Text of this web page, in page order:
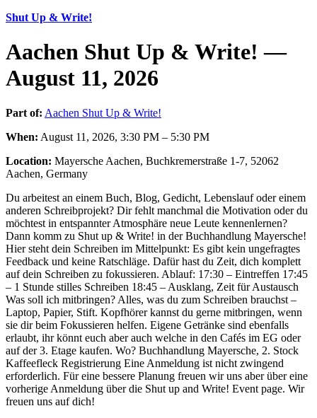
Shut Up & Write!
Aachen Shut Up & Write! —
August 11, 2026
Part of: Aachen Shut Up & Write!
When: August 11, 2026, 3:30 PM – 5:30 PM
Location: Mayersche Aachen, Buchkremerstraße 1-7, 52062
Aachen, Germany
Du arbeitest an einem Buch, Blog, Gedicht, Lebenslauf oder einem
anderen Schreibprojekt? Dir fehlt manchmal die Motivation oder du
möchtest in entspannter Atmosphäre neue Leute kennenlernen?
Dann komm zu Shut up & Write! in der Buchhandlung Mayersche!
Hier steht dein Schreiben im Mittelpunkt: Es gibt kein ungefragtes
Feedback und keine Ratschläge. Dafür hast du Zeit, dich komplett
auf dein Schreiben zu fokussieren. Ablauf: 17:30 – Eintreffen 17:45
– 1 Stunde stilles Schreiben 18:45 – Ausklang, Zeit für Austausch
Was soll ich mitbringen? Alles, was du zum Schreiben brauchst –
Laptop, Papier, Stift. Kopfhörer kannst du gerne mitbringen, wenn
sie dir beim Fokussieren helfen. Eigene Getränke sind ebenfalls
erlaubt, ihr könnt euch aber auch welche in den Cafés im EG oder
auf der 3. Etage kaufen. Wo? Buchhandlung Mayersche, 2. Stock
Kaffeefleck Registrierung Eine Anmeldung ist nicht zwingend
erforderlich. Für eine bessere Planung freuen wir uns aber über eine
vorherige Anmeldung über die Shut up and Write! Event page. Wir
freuen uns auf dich!